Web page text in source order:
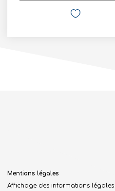
Mentions légales
Affichage des informations légales :